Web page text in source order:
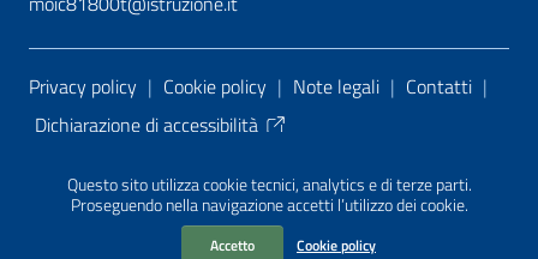
Questo sito utilizza cookie tecnici, analytics e di terze parti.
Proseguendo nella navigazione accetti l’utilizzo dei cookie.
Accetto Cookie policy
Sezione Link Utili
Privacy policy | Cookie policy | Note legali | Contatti |
Dichiarazione di accessibilità
PA di AgID
| Realizzato con WordPress
da